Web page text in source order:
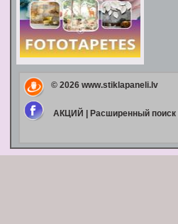
© 2026 www.stiklapaneli.lv
АКЦИЙ Расширенный поиск|